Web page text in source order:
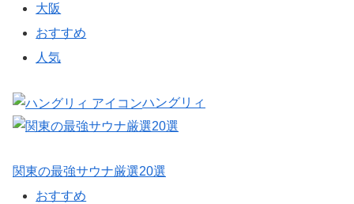
大阪
おすすめ
人気
ハングリィ
関東の最強サウナ厳選20選
おすすめ